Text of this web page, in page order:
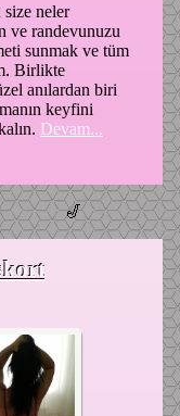
neler
ve randevunuzu
sunmak ve tüm
Birlikte
anılardan biri
keyfini
Devam...
🎷